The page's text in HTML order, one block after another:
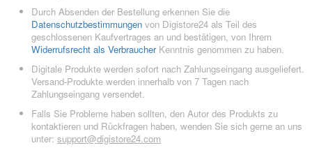
Durch Absenden der Bestellung erkennen Sie die
Datenschutzbestimmungen von Digistore24 als Teil des
geschlossenen Kaufvertrages an und bestätigen, von Ihrem
Widerrufsrecht als VerbraucherKenntnis genommen zu haben.
Digitale Produkte werden sofort nach Zahlungseingang ausgeliefert.
Versand-Produkte werden innerhalb von 7 Tagen nach
Zahlungseingang versendet.
Falls Sie Probleme haben sollten, den Autor des Produkts zu
kontaktieren und Rückfragen haben, wenden Sie sich gerne an uns
unter: support@digistore24.com